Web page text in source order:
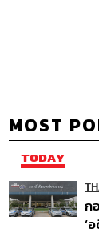
MOST
TODAY
ก
‘